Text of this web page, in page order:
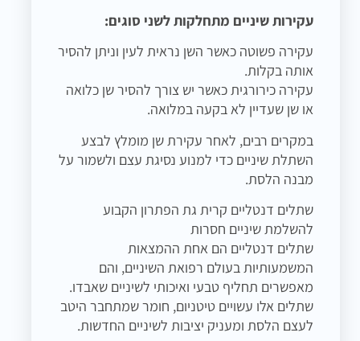
עקירות שיניים מתחלקות לשני סוגים:
עקירה פשוטה כאשר השן נראית לעין וניתן להסיר
אותה בקלות.
עקירה כירורגית כאשר יש צורך להסיר שן כלואה
או שן שעדיין לא בקעה במלואה.
במקרים רבים, לאחר עקירת שן מומלץ לבצע
השתלת שיניים כדי למנוע נסיגת עצם ולשמור על
מבנה הלסת.
שתלים דנטליים קרית גת הפתרון הקבוע
להשלמת שיניים חסרות
שתלים דנטליים הם אחת ההמצאות
המשמעותיות בעולם רפואת השיניים, והם
מאפשרים תחליף טבעי ואיכותי לשיניים שאבדו.
שתלים אלו עשויים טיטניום, חומר שמתחבר היטב
לעצם הלסת ומעניק יציבות לשיניים החדשות.